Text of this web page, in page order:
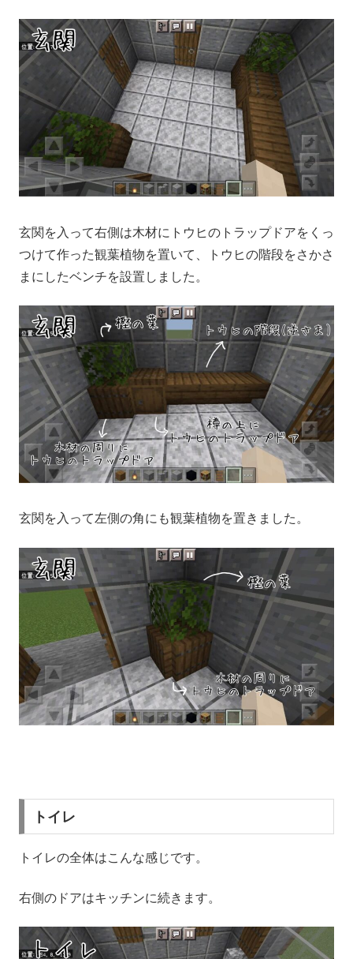
玄関を入って右側は木材にトウヒのトラップドアをくっ
つけて作った観葉植物を置いて、トウヒの階段をさかさ
まにしたベンチを設置しました。
玄関を入って左側の角にも観葉植物を置きました。
トイレ
トイレの全体はこんな感じです。
右側のドアはキッチンに続きます。